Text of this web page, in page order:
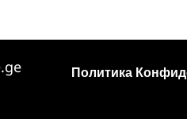
Политика